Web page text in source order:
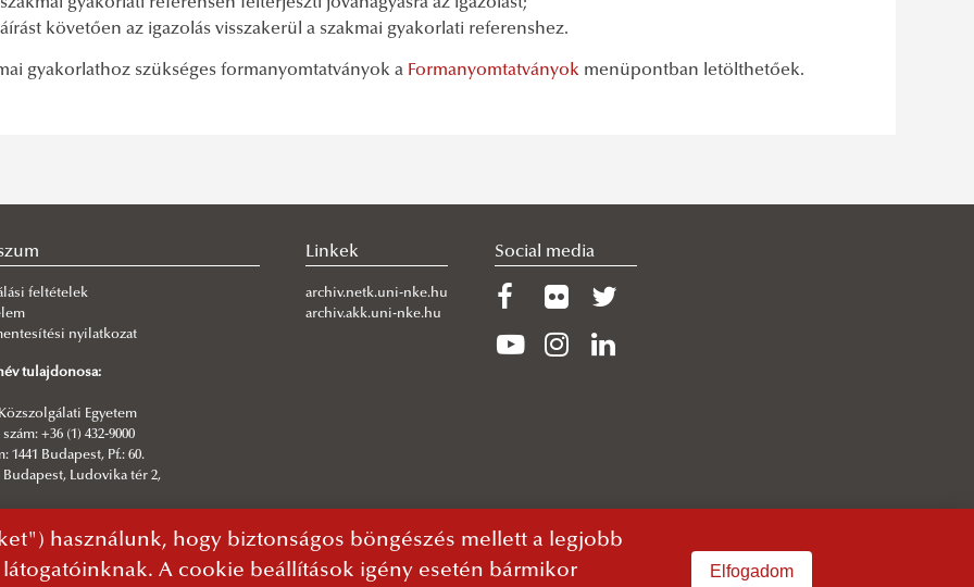
gyakorlati referensen felterjeszti jóváhagyásra az igazolást;
követően az igazolás visszakerül a szakmai gyakorlati referenshez.
gyakorlathoz szükséges formanyomtatványok a Formanyomtatványok menüpontban letölthetőek.
feltételek
nyilatkozat
tulajdonosa:
Egyetem
+36 (1) 432-9000
1441 Budapest, Pf.: 60.
Budapest, Ludovika tér 2,
Igazgatóság | NKE Kommunikáció
Linkek
archiv.netk.uni-nke.hu
archiv.akk.uni-nke.hu
Social media
használunk, hogy biztonságos böngészés mellett a legjobb
A cookie beállítások igény esetén bármikor
Elfogadom